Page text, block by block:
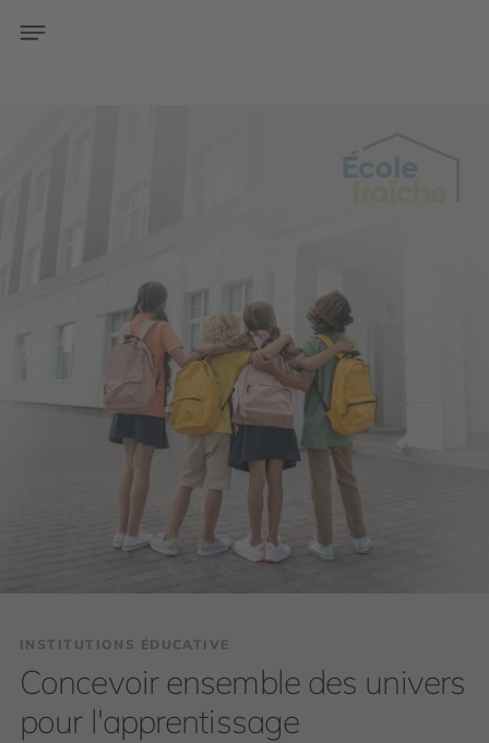
INSTITUTIONS ÉDUCATIVE
Concevoir ensemble des univers
pour l'apprentissage